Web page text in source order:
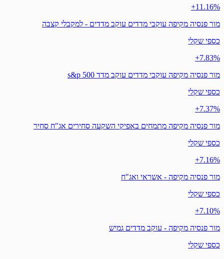
‎+11.16%
מור פנסיה מקיפה עוקבי מדדים עוקב מדדים - למקבלי קצבה
כספי שקלי
‎+7.83%
מור פנסיה מקיפה עוקבי מדדים עוקב מדד s&p 500
כספי שקלי
‎+7.37%
מור פנסיה מקיפה מתמחים באפיקי השקעה סחירים אג"ח סחיר
כספי שקלי
‎+7.16%
מור פנסיה מקיפה - אשראי ואג"ח
כספי שקלי
‎+7.10%
מור פנסיה מקיפה - עוקב מדדים גמיש
כספי שקלי